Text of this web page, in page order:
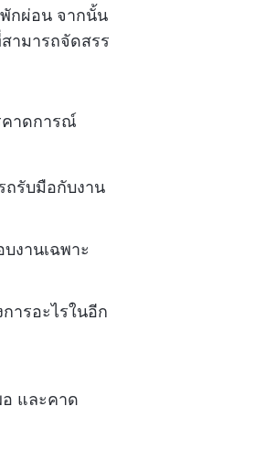
พักผ่อน จากนั้น
ามารถจัดสรร
คาดการณ์
รับมือกับงาน
งานเฉพาะ
ารอะไรในอีก
และคาด